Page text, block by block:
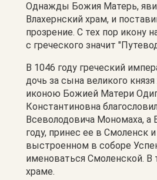
Однажды Божия Матерь,
Влахернский храм, и
прозрение. С тех пор икону
с греческого значит
В 1046 году греческий
дочь за сына великого
иконою Божией Матери
Константиновна
Всеволодовича Мономаха,
году, принес ее в Смоленск
выстроенном в соборе
именоваться Смоленской. В
храме.